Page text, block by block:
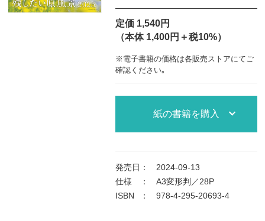
定価 1,540円
（本体 1,400円＋税10%）
※電子書籍の価格は各販売ストアにてご
確認ください｡
紙の書籍を購入
発売日 ：
2024-09-13
仕様
：
A3変形判／28P
ISBN
： 978-4-295-20693-4